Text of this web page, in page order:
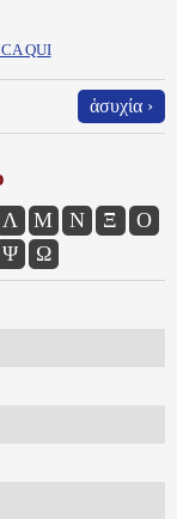
QUI
ἁσυχία ›
Λ Μ Ν Ξ
Ο
Ψ Ω